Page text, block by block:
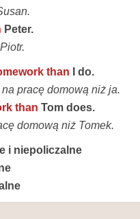
Peter.
than I do.
pracę domową niż ja.
than Tom does.
domową niż Tomek.
i niepoliczalne